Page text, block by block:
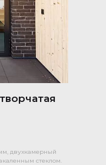
двухкамерный
стеклом.